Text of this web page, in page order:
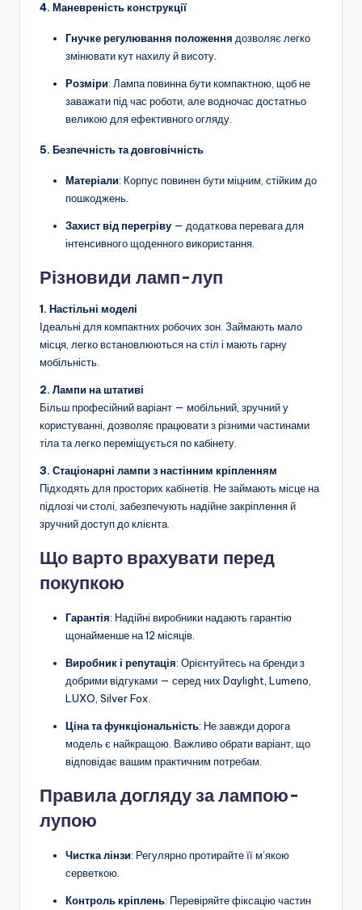
4. Маневреність конструкції
Гнучке регулювання положення дозволяє легко
змінювати кут нахилу й висоту.
Розміри: Лампа повинна бути компактною, щоб не
заважати під час роботи, але водночас достатньо
великою для ефективного огляду.
5. Безпечність та довговічність
Матеріали: Корпус повинен бути міцним, стійким до
пошкоджень.
Захист від перегріву — додаткова перевага для
інтенсивного щоденного використання.
Різновиди ламп-луп
1. Настільні моделі
Ідеальні для компактних робочих зон. Займають мало
місця, легко встановлюються на стіл і мають гарну
мобільність.
2. Лампи на штативі
Більш професійний варіант — мобільний, зручний у
користуванні, дозволяє працювати з різними частинами
тіла та легко переміщується по кабінету.
3. Стаціонарні лампи з настінним кріпленням
Підходять для просторих кабінетів. Не займають місце на
підлозі чи столі, забезпечують надійне закріплення й
зручний доступ до клієнта.
Що варто врахувати перед
покупкою
Гарантія: Надійні виробники надають гарантію
щонайменше на 12 місяців.
Виробник і репутація: Орієнтуйтесь на бренди з
добрими відгуками — серед них Daylight, Lumeno,
LUXO, Silver Fox.
Ціна та функціональність: Не завжди дорога
модель є найкращою. Важливо обрати варіант, що
відповідає вашим практичним потребам.
Правила догляду за лампою-
лупою
Чистка лінзи: Регулярно протирайте її м’якою
серветкою.
Контроль кріплень: Перевіряйте фіксацію частин